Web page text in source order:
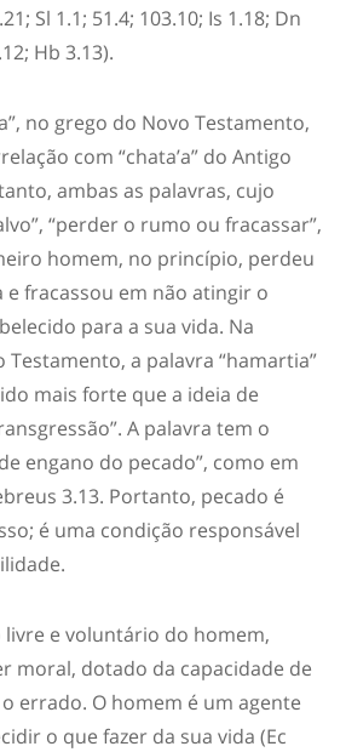
Sl 1.1; 51.4; 103.10; Is 1.18; Dn
Hb 3.13).
no grego do Novo Testamento,
com “chata’a” do Antigo
ambas as palavras, cujo
“perder o rumo ou fracassar”,
homem, no princípio, perdeu
e fracassou em não atingir o
para a sua vida. Na
Testamento, a palavra “hamartia”
mais forte que a ideia de
A palavra tem o
engano do pecado”, como em
3.13. Portanto, pecado é
é uma condição responsável
livre e voluntário do homem,
moral, dotado da capacidade de
errado. O homem é um agente
o que fazer da sua vida (Ec